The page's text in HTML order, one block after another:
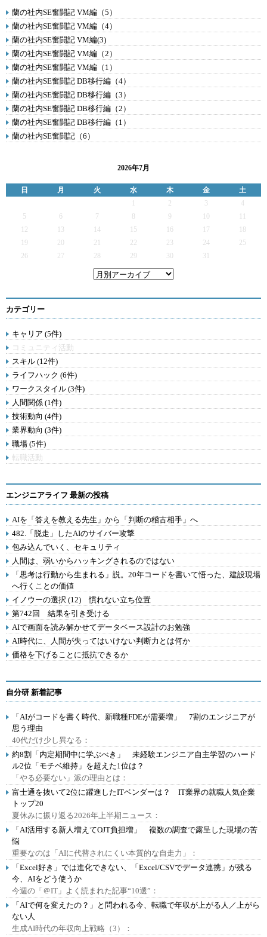
蘭の社内SE奮闘記 VM編（5）
蘭の社内SE奮闘記 VM編（4）
蘭の社内SE奮闘記 VM編(3)
蘭の社内SE奮闘記 VM編（2）
蘭の社内SE奮闘記 VM編（1）
蘭の社内SE奮闘記 DB移行編（4）
蘭の社内SE奮闘記 DB移行編（3）
蘭の社内SE奮闘記 DB移行編（2）
蘭の社内SE奮闘記 DB移行編（1）
蘭の社内SE奮闘記（6）
2026年7月
日 月 火 水 木 金
土
2 3
4
5
6 7 9
12
13 14 15 16 17
19
20 21 22 23 24
25
26
27 28 29 30 31
カテゴリー
キャリア (5件)
コミュニティ活動
スキル (12件)
ライフハック (6件)
ワークスタイル (3件)
人間関係 (1件)
技術動向 (4件)
業界動向 (3件)
職場 (5件)
転職活動
エンジニアライフ 最新の投稿
AIを「答えを教える先生」から「判断の稽古相手」へ
482.「脱走」したAIのサイバー攻撃
包み込んでいく、セキュリティ
人間は、弱いからハッキングされるのではない
「思考は行動から生まれる」説。20年コードを書いて悟った、建設現場
へ行くことの価値
イノウーの選択 (12) 慣れない立ち位置
第742回 結果を引き受ける
AIで画面を読み解かせてデータベース設計のお勉強
AI時代に、人間が失ってはいけない判断力とは何か
価格を下げることに抵抗できるか
自分研 新着記事
「AIがコードを書く時代、新職種FDEが需要増」 7割のエンジニアが
思う理由
40代だけ少し異なる：
約8割「内定期間中に学ぶべき」 未経験エンジニア自主学習のハード
ル2位「モチベ維持」を超えた1位は？
「やる必要ない」派の理由とは：
富士通を抜いて2位に躍進したITベンダーは？ IT業界の就職人気企業
トップ20
夏休みに振り返る2026年上半期ニュース：
「AI活用する新人増えてOJT負担増」 複数の調査で露呈した現場の苦
悩
重要なのは「AIに代替されにくい本質的な自走力」：
「Excel好き」では進化できない、「Excel/CSVでデータ連携」が残る
今、AIをどう使うか
今週の「＠IT」よく読まれた記事“10選”：
「AIで何を変えたの？」と問われる今、転職で年収が上がる人／上がら
ない人
生成AI時代の年収向上戦略（3）：